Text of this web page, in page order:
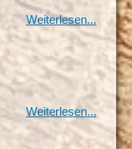
Weiterlesen...
Weiterlesen...